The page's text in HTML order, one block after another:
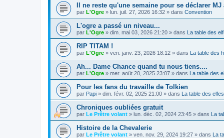
Il ne reste qu'une semaine pour se déclarer
par L'Ogre » lun. juil. 27, 2026 16:32 » dans Convention
L'ogre a passé un niveau...
par L'Ogre » dim. mai 03, 2026 21:20 » dans La table des
RIP TITAM !
par L'Ogre » ven. janv. 23, 2026 18:12 » dans La table des
Ah... Dame Chance quand tu nous tiens....
par L'Ogre » mer. août 20, 2025 23:07 » dans La table des
Pour les fans du travaille de Tolkien
par Papi » dim. févr. 02, 2025 21:00 » dans La table des elfes
Chroniques oubliées gratuit
par Le Prêtre volant » lun. déc. 02, 2024 23:45 » dans La
Histoire de la Chevalerie
par Le Prêtre volant » ven. nov. 29, 2024 19:27 » dans La